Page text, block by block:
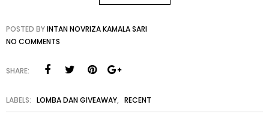
POSTED BYINTAN NOVRIZA KAMALA SARI
NO COMMENTS
SHARE:
LABELS: LOMBA DAN GIVEAWAY, RECENT